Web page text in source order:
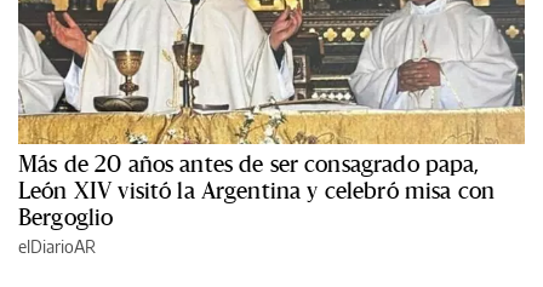
Más de 20 años antes de ser consagrado papa,
León XIV visitó la Argentina y celebró misa con
Bergoglio
elDiarioAR